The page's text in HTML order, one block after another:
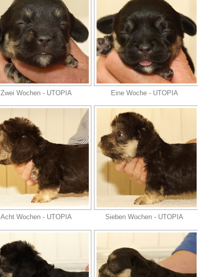
Zwei Wochen - UTOPIA Eine Woche - UTOPIA
Acht Wochen - UTOPIA Sieben Wochen - UTOPIA